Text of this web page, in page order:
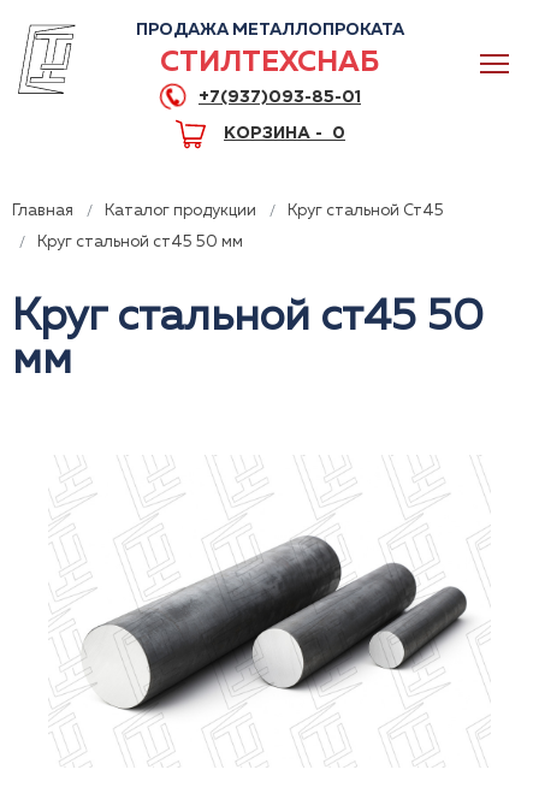
0
ПРОДАЖА МЕТАЛЛОПРОКАТА
СТИЛТЕХСНАБ
+7(937)093-85-01
КОРЗИНА - 0
Главная Каталог продукции
Круг стальной Ст45
Круг стальной ст45 50 мм
Круг стальной ст45 50
мм